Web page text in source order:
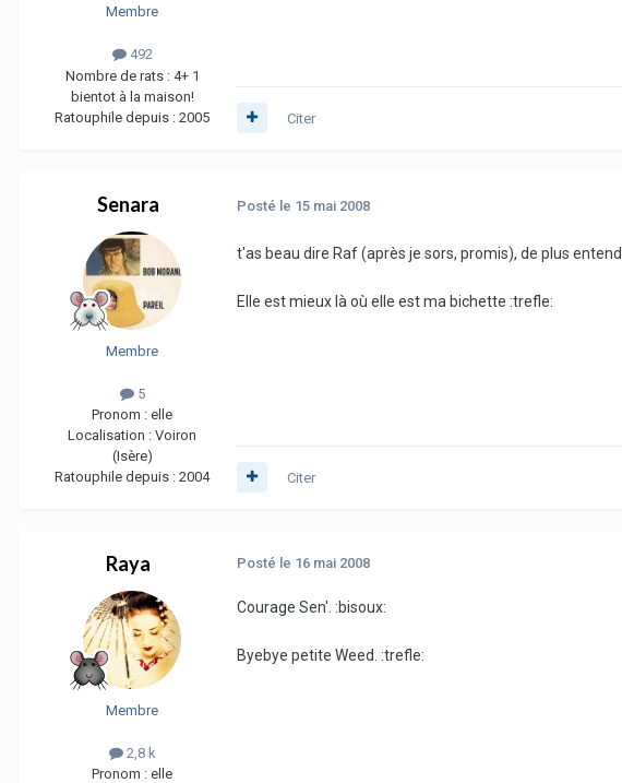
Membre
492
Nombre de rats : 4+ 1
bientot à la maison!
Ratouphile depuis : 2005 Citer
Senara
Membre
5
Pronom : elle
Localisation : Voiron
(Isère)
Ratouphile depuis : 2004
Posté le 15 mai 2008
t'as beau dire Raf (après je sors, promis), de plus
Elle est mieux là où elle est ma bichette :trefle:
Citer
Raya
Membre
2,8 k
Pronom : elle
Posté le 16 mai 2008
Courage Sen'. :bisoux:
Byebye petite Weed. :trefle: